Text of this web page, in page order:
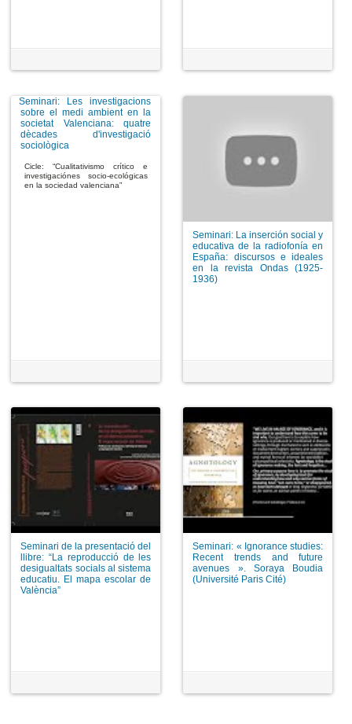
Seminari: Les investigacions
sobre el medi ambient en la
societat Valenciana: quatre
dècades d'investigació
sociològica
Cicle: “Cualitativismo crítico e
investigaciónes socio-ecológicas
en la sociedad valenciana”
Seminari: La inserción social y
educativa de la radiofonía en
España: discursos e ideales
en la revista Ondas (1925-
1936)
Seminari de la presentació del
llibre: “La reproducció de les
desigualtats socials al sistema
educatiu. El mapa escolar de
València”
Seminari: « Ignorance studies:
Recent trends and future
avenues ». Soraya Boudia
(Université Paris Cité)